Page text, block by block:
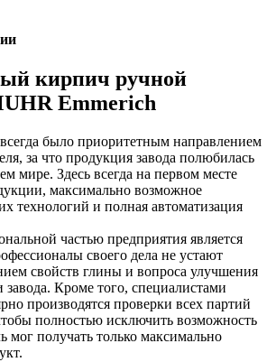
кирпич ручной
Emmerich
было приоритетным направлением
за что продукция завода полюбилась
мире. Здесь всегда на первом месте
максимально возможное
технологий и полная автоматизация
частью предприятия является
своего дела не устают
свойств глины и вопроса улучшения
завода. Кроме того, специалистами
производятся проверки всех партий
полностью исключить возможность
мог получать только максимально